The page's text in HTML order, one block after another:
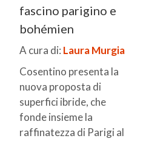
fascino parigino e
bohémien
A cura di: Laura Murgia
Cosentino presenta la
nuova proposta di
superfici ibride, che
fonde insieme la
raffinatezza di Parigi al